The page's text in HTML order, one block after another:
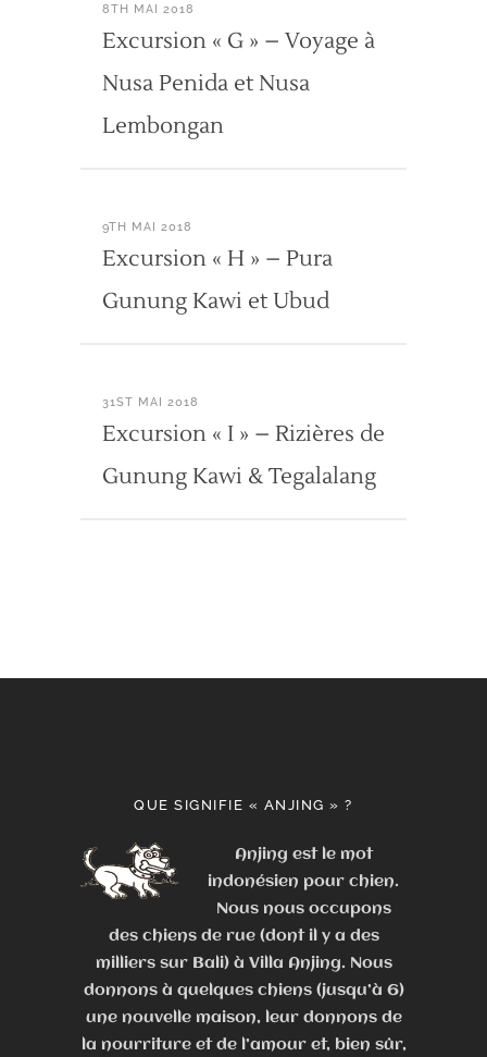
8TH MAI 2018
Excursion « G » – Voyage à
Nusa Penida et Nusa
Lembongan
9TH MAI 2018
Excursion « H » – Pura
Gunung Kawi et Ubud
31ST MAI 2018
Excursion « I » – Rizières de
Gunung Kawi & Tegalalang
QUE SIGNIFIE « ANJING » ?
Anjing est le mot
indonésien pour chien.
Nous nous occupons
des chiens de rue (dont il y a des
milliers sur Bali) à Villa Anjing. Nous
donnons à quelques chiens (jusqu’à 6)
une nouvelle maison, leur donnons de
la nourriture et de l’amour et, bien sûr,